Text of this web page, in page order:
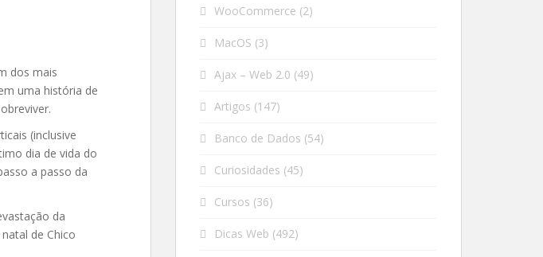
dos mais
uma história de
(inclusive
dia de vida do
a passo da
da
de Chico
WooCommerce (2)
MacOS (3)
Ajax – Web 2.0 (49)
Artigos (147)
Banco de Dados (54)
Curiosidades (45)
Cursos (36)
Dicas Web (492)